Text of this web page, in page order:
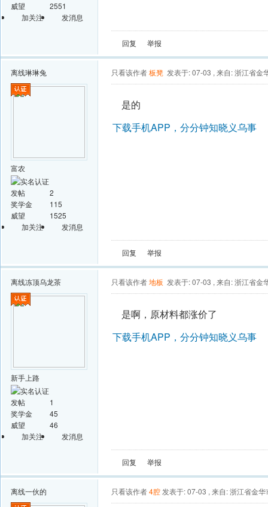
威望
2551
加关注
发消息
回复 举报
离线琳琳兔
富农
发帖
2
奖学金
115
威望
1525
加关注
发消息
只看该作者板凳 发表于: 07-03 , 来自: 浙江省金
是的
下载手机APP，分分钟知晓义乌事
回复 举报
离线冻顶乌龙茶
新手上路
发帖
1
奖学金
45
威望
46
加关注
发消息
只看该作者地板 发表于: 07-03 , 来自: 浙江省金
是啊，原材料都涨价了
下载手机APP，分分钟知晓义乌事
回复 举报
离线一伙的 只看该作者4腔 发表于: 07-03 , 来自: 浙江省金华